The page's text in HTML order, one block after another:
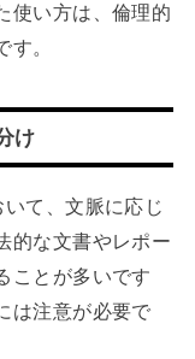
使い方は、倫理的
。
け
て、文脈に応じ
的な文書やレポー
ことが多いです
は注意が必要で